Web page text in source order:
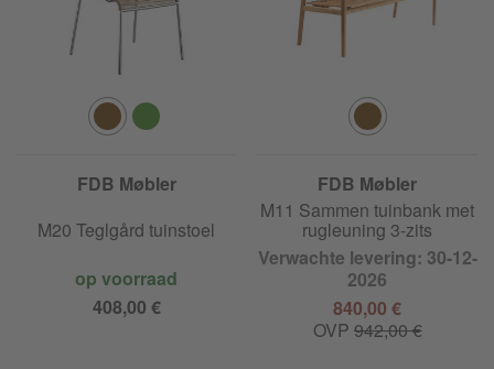
FDB Møbler
M20 Teglgård tuinstoel
op voorraad
408,00 €
FDB Møbler
M11 Sammen tuinbank met
rugleuning 3-zits
Verwachte levering: 30-12-
2026
840,00 €
OVP 942,00 €